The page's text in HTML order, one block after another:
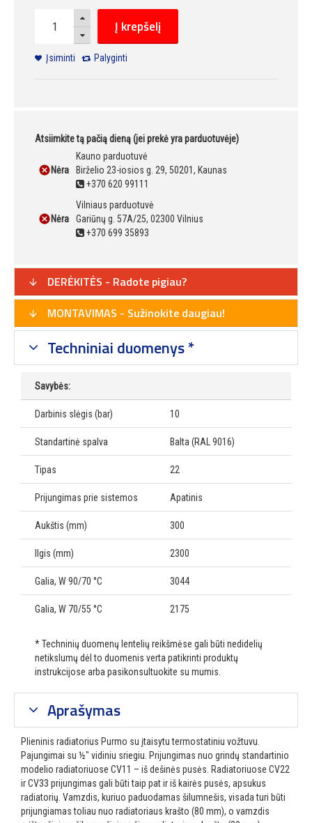
Į krepšelį
Įsiminti Palyginti
Atsiimkite tą pačią dieną (jei prekė yra parduotuvėje)
Nėra
Kauno parduotuvė
Birželio 23-iosios g. 29, 50201, Kaunas
+370 620 99111
Nėra
Vilniaus parduotuvė
Gariūnų g. 57A/25, 02300 Vilnius
+370 699 35893
DERĖKITĖS - Radote pigiau?
MONTAVIMAS - Sužinokite daugiau!
Techniniai duomenys *
Savybės:
Darbinis slėgis (bar) 10
Standartinė spalva Balta (RAL 9016)
Tipas 22
Prijungimas prie sistemos Apatinis
Aukštis (mm) 300
Ilgis (mm) 2300
Galia, W 90/70 °C 3044
Galia, W 70/55 °C 2175
* Techninių duomenų lentelių reikšmėse gali būti nedidelių
netikslumų dėl to duomenis verta patikrinti produktų
instrukcijose arba pasikonsultuokite su mumis.
Aprašymas
Plieninis radiatorius Purmo su įtaisytu termostatiniu vožtuvu.
Pajungimai su ½″ vidiniu sriegiu. Prijungimas nuo grindų standartinio
modelio radiatoriuose CV11 – iš dešinės pusės. Radiatoriuose CV22
ir CV33 prijungimas gali būti taip pat ir iš kairės pusės, apsukus
radiatorių. Vamzdis, kuriuo paduodamas šilumnešis, visada turi būti
prijungiamas toliau nuo radiatoriaus krašto (80 mm), o vamzdis